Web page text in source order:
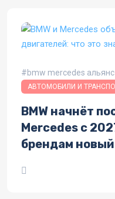
bmw mercedes альянс
АВТОМОБИЛИ И
BMW начнёт
Mercedes с
брендам